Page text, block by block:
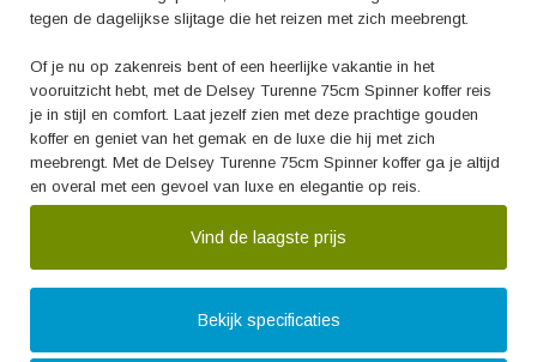
tegen de dagelijkse slijtage die het reizen met zich meebrengt.
Of je nu op zakenreis bent of een heerlijke vakantie in het
vooruitzicht hebt, met de Delsey Turenne 75cm Spinner koffer reis
je in stijl en comfort. Laat jezelf zien met deze prachtige gouden
koffer en geniet van het gemak en de luxe die hij met zich
meebrengt. Met de Delsey Turenne 75cm Spinner koffer ga je altijd
en overal met een gevoel van luxe en elegantie op reis.
Vind de laagste prijs
Bekijk specificaties